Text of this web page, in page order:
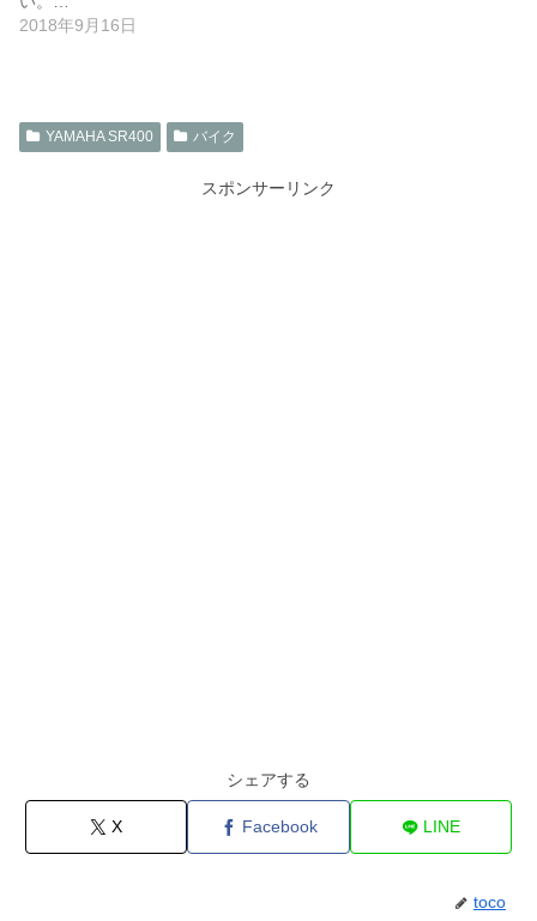
2018年9月16日
YAMAHA SR400 バイク
スポンサーリンク
シェアする
X Facebook LINE
toco